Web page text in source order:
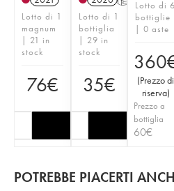
Lotto di 1
magnum
| 21 in
stock
76€
Lotto di 1
bottiglia
| 29 in
stock
35€
Lotto di 6
bottiglie
| 0 aste
360
(Prezzo di
riserva)
Prezzo a
bottiglia
60€
POTREBBE PIACERTI